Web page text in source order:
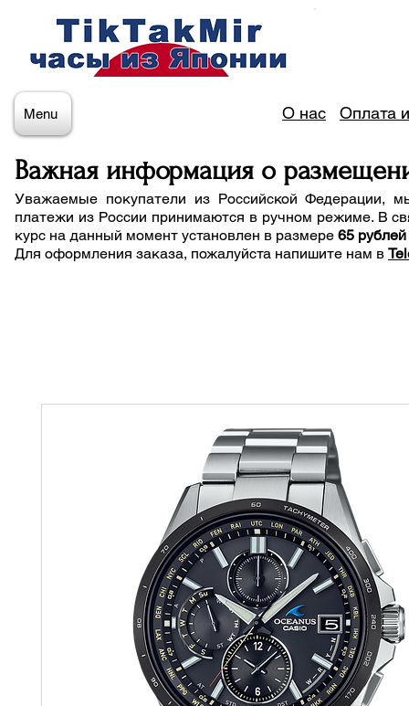
Menu О нас Оплата
Важная информация о
Уважаемые покупатели из Российской Федерации,
платежи из России принимаются в ручном режиме. В
курс на данный момент установлен в размере 65
Для оформления заказа, пожалуйста напишите нам в